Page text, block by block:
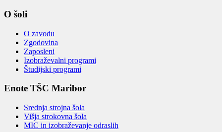
O šoli
O zavodu
Zgodovina
Zaposleni
Izobraževalni programi
Študijski programi
Enote TŠC Maribor
Srednja strojna šola
Višja strokovna šola
MIC in izobraževanje odraslih